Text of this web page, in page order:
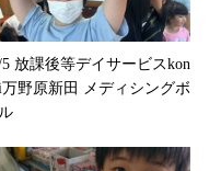
5 放課後等デイサービスkon
野原新田 メディシングボ